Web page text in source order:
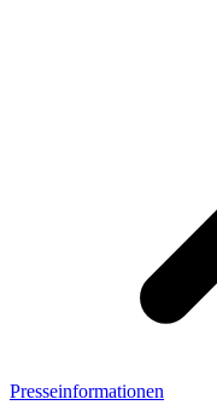
Presseinformationen